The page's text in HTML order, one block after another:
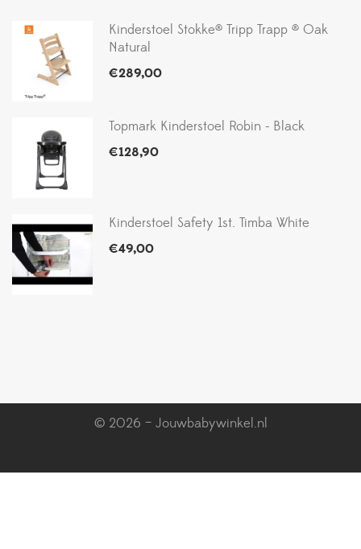
Kinderstoel Stokke® Tripp Trapp ® Oak
Natural
€289,00
Topmark Kinderstoel Robin - Black
€128,90
Kinderstoel Safety 1st. Timba White
€49,00
© 2026 – Jouwbabywinkel.nl